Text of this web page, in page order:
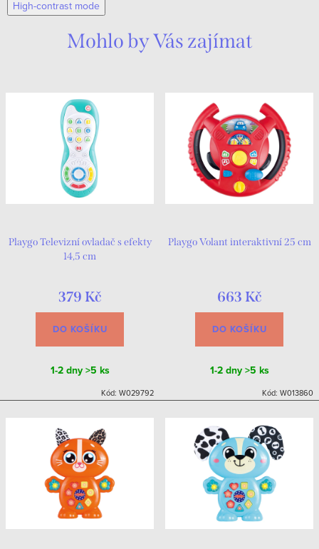
High-contrast mode
Mohlo by Vás zajímat
Playgo Televizní ovladač s efekty
14,5 cm
379 Kč
DO KOŠÍKU
1-2 dny>5 ks
Kód: W029792
Playgo Volant interaktivní 25 cm
663 Kč
DO KOŠÍKU
1-2 dny>5 ks
Kód: W013860